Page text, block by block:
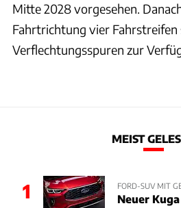
Mitte 2028 vorgesehen.
Fahrtrichtung vier Fahrstreifen
Verflechtungsspuren zur
MEIST
1 FORD-SUV MIT
Neuer